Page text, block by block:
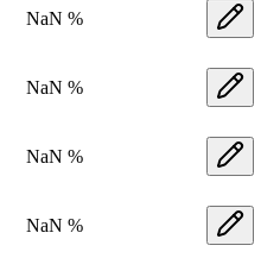
NaN %
NaN %
NaN %
NaN %